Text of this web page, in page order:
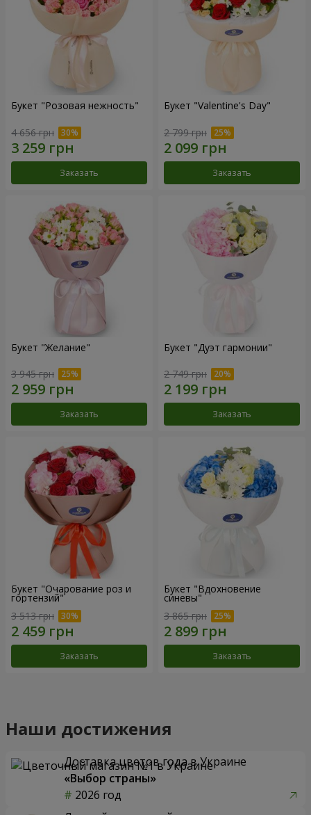
Букет "Розовая нежность"
4 656 грн
Заказать
Букет "Valentine's Day"
2 799 грн
Заказать
Букет "Желание"
3 945 грн
Заказать
Букет "Дуэт гармонии"
2 749 грн
Заказать
Букет "Очарование роз и
гортензий"
3 513 грн
Заказать
Букет "Вдохновение
синевы"
3 865 грн
Заказать
Наши достижения
Доставка цветов года в Украине
«Выбор страны»
2026 год